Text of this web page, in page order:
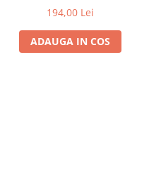
20V
194,00 Lei
ADAUGA IN COS